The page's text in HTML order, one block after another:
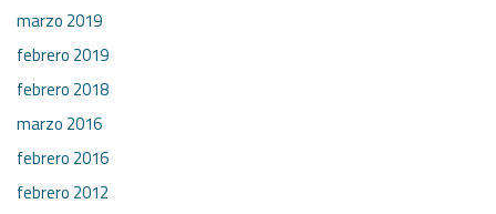
marzo 2019
febrero 2019
febrero 2018
marzo 2016
febrero 2016
febrero 2012